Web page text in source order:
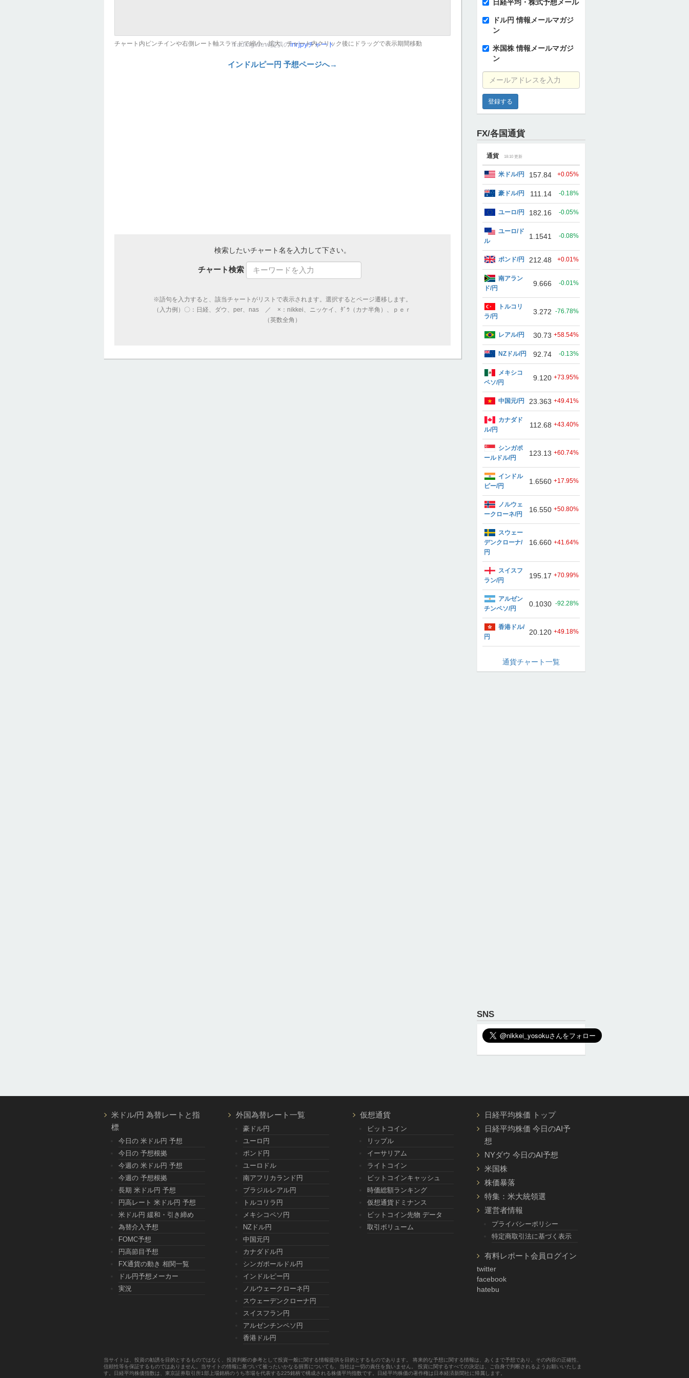
TradingView提供のinrjpyチャート
チャート内ピンチインや右側レート軸スライドで縮小・拡大、チャート内クリック後にドラッグで表示期間移動
インドルピー円 予想ページへ→
検索したいチャート名を入力して下さい。
チャート検索
※語句を入力すると、該当チャートがリストで表示されます。選択するとページ遷移します。
（入力例）〇：日経、ダウ、per、nas ／ ×：nikkei、ニッケイ、ﾀﾞｳ（カナ半角）、ｐｅｒ
（英数全角）
日経平均・株式予想メール
ドル円 情報メールマガジ
ン
米国株 情報メールマガジ
ン
メールアドレスを入力
FX/各国通貨
通貨 18:10更新
米ドル/円 157.84 +0.05%
豪ドル/円 111.14 -0.18%
ユーロ/円 182.16 -0.05%
ユーロ/ド
ル
1.1541 -0.08%
ポンド/円 212.48 +0.01%
南アラン
ド/円
9.666 -0.01%
トルコリ
ラ/円
3.272 -76.78%
レアル/円 30.73 +58.54%
NZドル/円 92.74 -0.13%
メキシコ
ペソ/円
9.120 +73.95%
中国元/円 23.363 +49.41%
カナダド
ル/円
112.68 +43.40%
シンガポ
ールドル/円
123.13 +60.74%
インドル
ピー/円
1.6560 +17.95%
ノルウェ
ークローネ/円
16.550 +50.80%
スウェー
デンクローナ/
円
16.660 +41.64%
スイスフ
ラン/円
195.17 +70.99%
アルゼン
チンペソ/円
0.1030 -92.28%
香港ドル/
円
20.120 +49.18%
通貨チャート一覧
SNS
米ドル/円 為替レートと指
標
今日の 米ドル円 予想
今日の 予想根拠
今週の 米ドル円 予想
今週の 予想根拠
長期 米ドル円 予想
円高レート 米ドル円 予想
米ドル円 緩和・引き締め
為替介入予想
FOMC予想
円高節目予想
FX通貨の動き 相関一覧
ドル円予想メーカー
実況
外国為替レート一覧
豪ドル円
ユーロ円
ポンド円
ユーロドル
南アフリカランド円
ブラジルレアル円
トルコリラ円
メキシコペソ円
NZドル円
中国元円
カナダドル円
シンガポールドル円
インドルピー円
ノルウェークローネ円
スウェーデンクローナ円
スイスフラン円
アルゼンチンペソ円
香港ドル円
仮想通貨
ビットコイン
リップル
イーサリアム
ライトコイン
ビットコインキャッシュ
時価総額ランキング
仮想通貨ドミナンス
ビットコイン先物 データ
取引ボリューム
日経平均株価 トップ
日経平均株価 今日のAI予
想
NYダウ 今日のAI予想
米国株
株価暴落
特集：米大統領選
運営者情報
プライバシーポリシー
特定商取引法に基づく表示
有料レポート会員ログイン
twitter
facebook
hatebu
当サイトは、投資の勧誘を目的とするものではなく、投資判断の参考として投資一般に関する情報提供を目的とするものであります。 将来的な予想に関する情報は、あくまで予想であり、その内容の正確性、
信頼性等を保証するものではありません。当サイトの情報に基づいて被ったいかなる損害についても、当社は一切の責任を負いません。 投資に関するすべての決定は、ご自身で判断されるようお願いいたしま
す。日経平均株価指数は、東京証券取引所1部上場銘柄のうち市場を代表する225銘柄で構成される株価平均指数です。日経平均株価の著作権は日本経済新聞社に帰属します。